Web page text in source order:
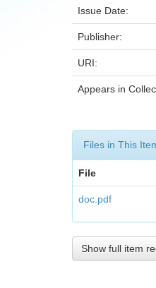
Issue Date:
Publisher:
URI:
Appears in
Files in This
File
doc.pdf
Show full item